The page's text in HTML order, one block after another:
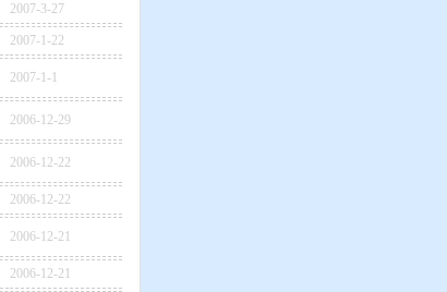
2007-3-27
2007-1-22
2007-1-1
2006-12-29
2006-12-22
2006-12-22
2006-12-21
2006-12-21